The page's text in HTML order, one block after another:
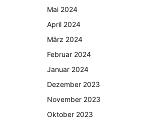
Mai 2024
April 2024
März 2024
Februar 2024
Januar 2024
Dezember 2023
November 2023
Oktober 2023